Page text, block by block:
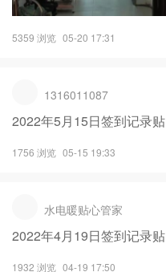
5359 浏览 05-20 17:31
1316011087
2022年5月15日签到记录贴
1756 浏览 05-15 19:33
水电暖贴心管家
2022年4月19日签到记录贴
1932 浏览 04-19 17:50